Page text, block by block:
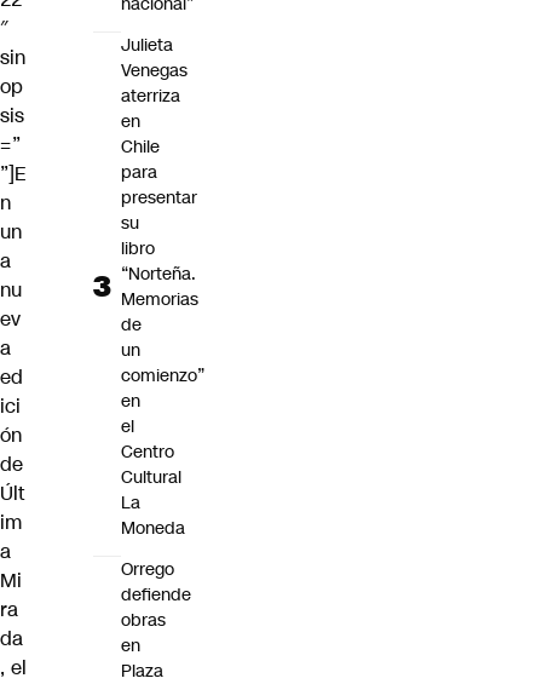
″
sin
op
sis
=”
”]E
n
un
a
nu
ev
a
ed
ici
ón
de
Últ
im
a
Mi
ra
da
, el
Julieta
Venegas
aterriza
en
Chile
para
presentar
su
libro
“Norteña.
Memorias
de
un
comienzo”
en
el
Centro
Cultural
La
Moneda
Orrego
defiende
obras
en
Plaza